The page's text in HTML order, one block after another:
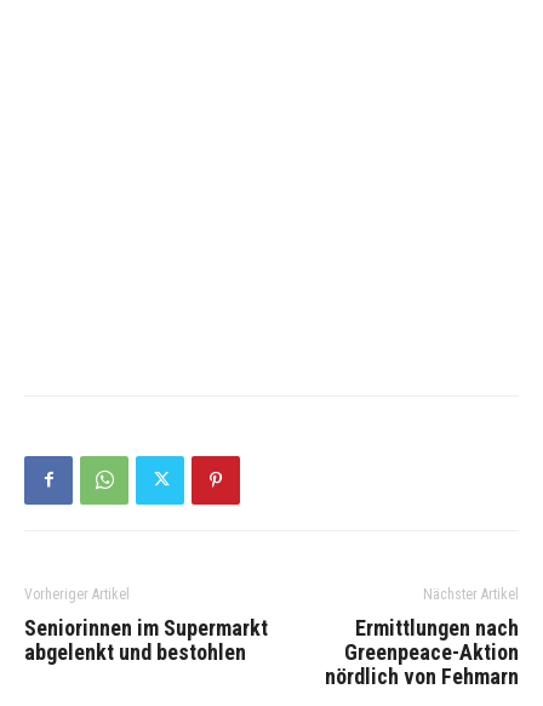
Vorheriger Artikel
Seniorinnen im Supermarkt
abgelenkt und bestohlen
Nächster Artikel
Ermittlungen nach
Greenpeace-Aktion
nördlich von Fehmarn